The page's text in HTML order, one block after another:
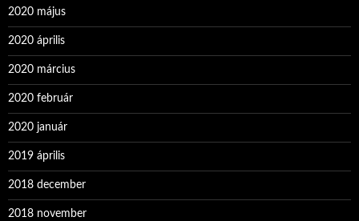
2020 május
2020 április
2020 március
2020 február
2020 január
2019 április
2018 december
2018 november